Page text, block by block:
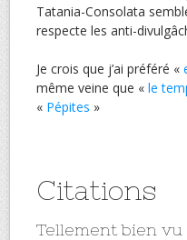
Tatania-Consolata
respecte les anti-
Je crois que j’ai préféré «
même veine que « le
« Pépites »
Citations
Tellement bien vu